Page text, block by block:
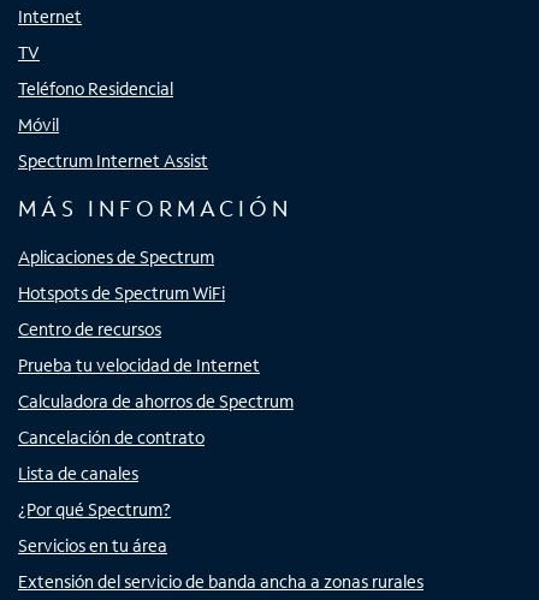
Internet
TV
Teléfono Residencial
Móvil
Spectrum Internet Assist
MÁS INFORMACIÓN
Aplicaciones de Spectrum
Hotspots de Spectrum WiFi
Centro de recursos
Prueba tu velocidad de Internet
Calculadora de ahorros de Spectrum
Cancelación de contrato
Lista de canales
¿Por qué Spectrum?
Servicios en tu área
Extensión del servicio de banda ancha a zonas rurales